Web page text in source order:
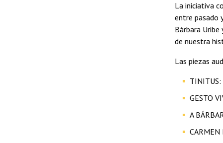
La iniciativa
entre pasado
Bárbara
de nuestra
Las piezas
GESTO
A